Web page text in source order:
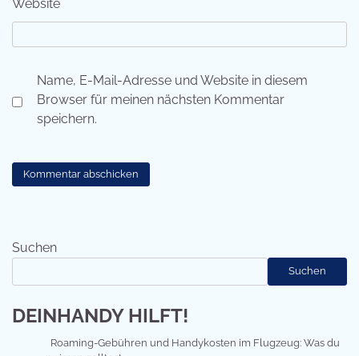
Website
Name, E-Mail-Adresse und Website in diesem
Browser für meinen nächsten Kommentar
speichern.
Suchen
Suchen
DEINHANDY HILFT!
Roaming-Gebühren und Handykosten im Flugzeug: Was du